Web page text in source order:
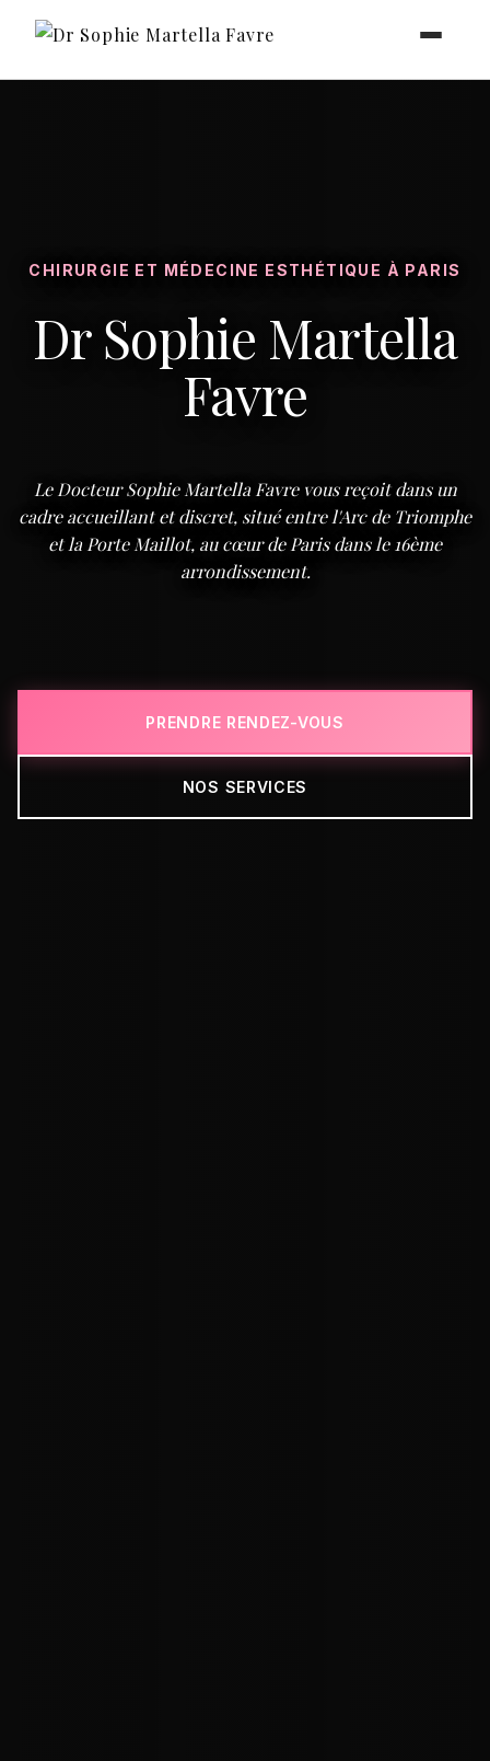
Dr Sophie Martella Favre - Retour à l'accueil
CHIRURGIE ET MÉDECINE ESTHÉTIQUE À PARIS
Dr Sophie Martella
Favre
Le Docteur Sophie Martella Favre vous reçoit dans un
cadre accueillant et discret, situé entre l'Arc de Triomphe
et la Porte Maillot, au cœur de Paris dans le 16ème
arrondissement.
PRENDRE RENDEZ-VOUS
NOS SERVICES